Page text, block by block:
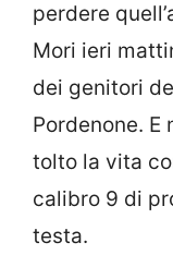
perdere
Mori ieri
dei genitori
Pordenone. E
tolto la vita
calibro 9 di
testa.